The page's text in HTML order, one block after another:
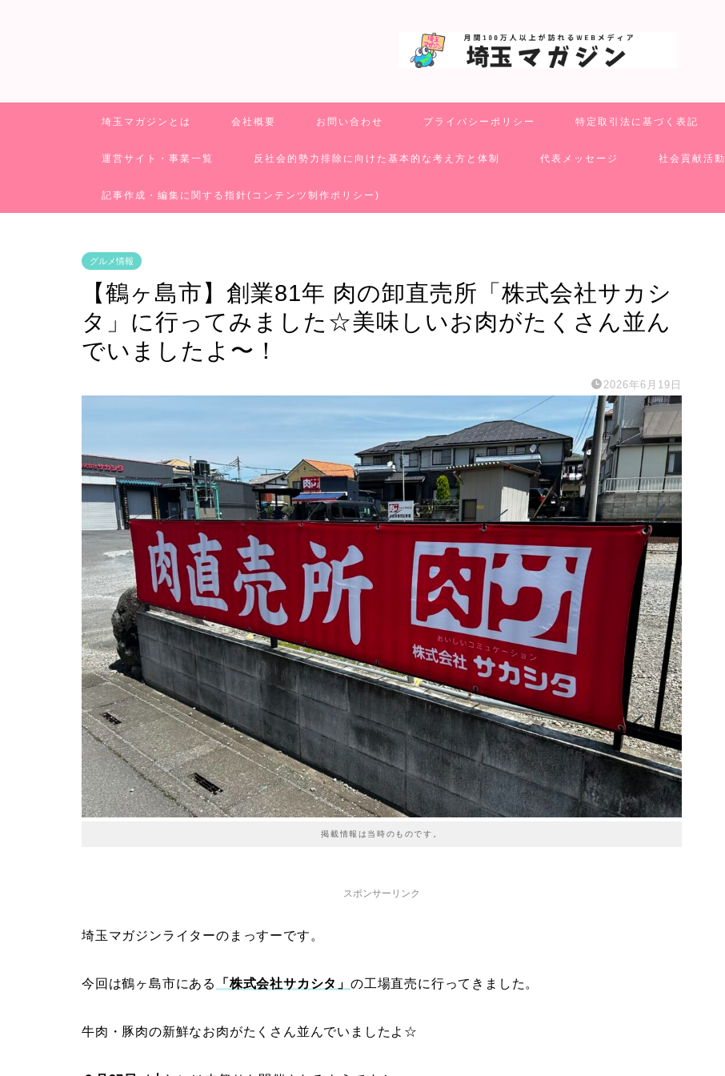
埼玉マガジンとは 会社概要 お問い合わせ プライバシーポリシー 特定取引法に基づく表記
運営サイト・事業一覧 反社会的勢力排除に向けた基本的な考え方と体制 代表メッセージ 社会貢献活動
記事作成・編集に関する指針(コンテンツ制作ポリシー)
グルメ情報
【鶴ヶ島市】創業81年 肉の卸直売所「株式会社サカシ
タ」に行ってみました☆美味しいお肉がたくさん並ん
でいましたよ〜！
2026年6月19日
掲載情報は当時のものです。
スポンサーリンク
埼玉マガジンライターのまっすーです。
今回は鶴ヶ島市にある 「株式会社サカシタ」 の工場直売に行ってきました。
牛肉・豚肉の新鮮なお肉がたくさん並んでいましたよ☆